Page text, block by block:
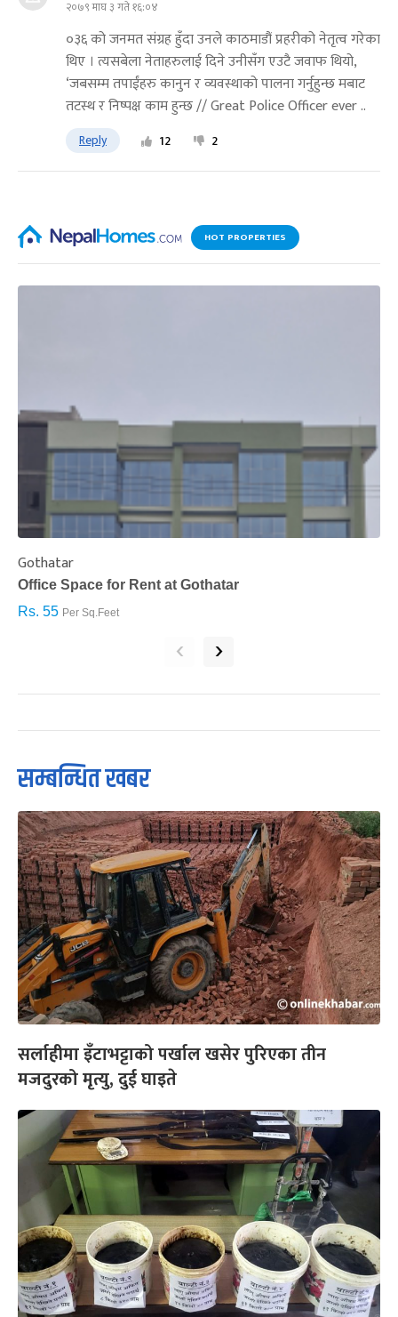
२०७९ माघ ३ गते १६:०४
०३६ को जनमत संग्रह हुँदा उनले काठमाडौं प्रहरीको नेतृत्व गरेका
थिए । त्यसबेला नेताहरुलाई दिने उनीसँग एउटै जवाफ थियो,
‘जबसम्म तपाईंहरु कानुन र व्यवस्थाको पालना गर्नुहुन्छ मबाट
तटस्थ र निष्पक्ष काम हुन्छ // Great Police Officer ever ..
Reply 12 2
HOT PROPERTIES
Gothatar
Office Space for Rent at Gothatar
Rs. 55 Per Sq.Feet
‹ ›
सम्बन्धित खबर
सर्लाहीमा इँटाभट्टाको पर्खाल खसेर पुरिएका तीन
मजदुरको मृत्यु, दुई घाइते